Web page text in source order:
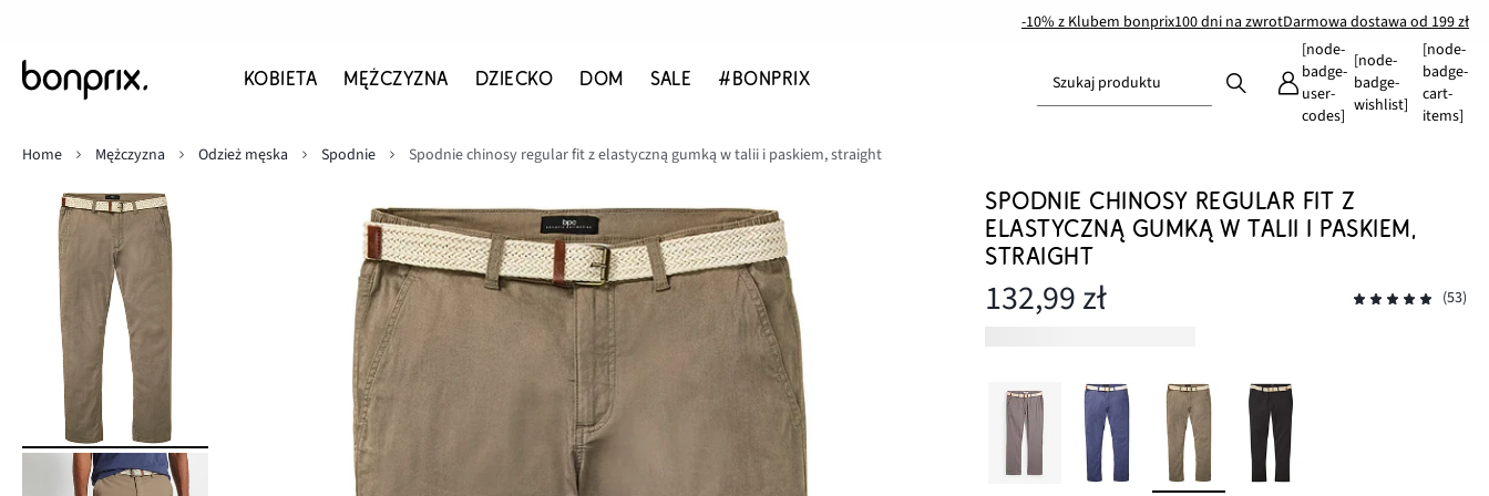
-10% z Klubem bonprix100 dni na zwrotDarmowa dostawa od 199 zł
KOBIETA MĘŻCZYZNA DZIECKO DOM SALE #BONPRIX Szukaj produktu
[node-
badge-
user-
codes]
[node-
badge-
wishlist]
[node-
badge-
cart-
items]
Home
Mężczyzna Odzież męska Spodnie Spodnie chinosy regular fit z elastyczną gumką w talii i paskiem, straight
SPODNIE CHINOSY REGULAR FIT Z
ELASTYCZNĄ GUMKĄ W TALII I PASKIEM,
STRAIGHT
132,99 zł (53)